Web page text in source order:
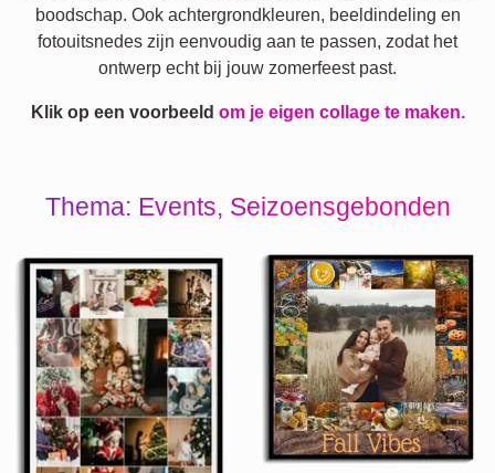
boodschap. Ook achtergrondkleuren, beeldindeling en
fotouitsnedes zijn eenvoudig aan te passen, zodat het
ontwerp echt bij jouw zomerfeest past.
Klik op een voorbeeld om je eigen collage te maken.
Thema: Events, Seizoensgebonden